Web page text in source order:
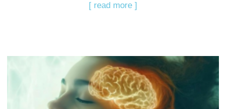
[ read more ]